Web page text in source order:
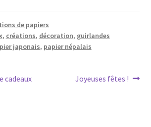
de papiers
, créations, décoration, guirlandes
japonais, papier népalais
cadeaux
Article
Joyeuses fêtes !